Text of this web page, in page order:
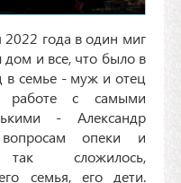
года в один миг
дом и все, что было в
в семье - муж и отец
работе с самыми
- Александр
опеки и
сложилось,
семья, его дети.